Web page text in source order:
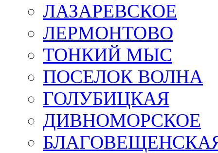
ЛАЗАРЕВСКОЕ
ЛЕРМОНТОВО
ТОНКИЙ МЫС
ПОСЕЛОК ВОЛНА
ГОЛУБИЦКАЯ
ДИВНОМОРСКОЕ